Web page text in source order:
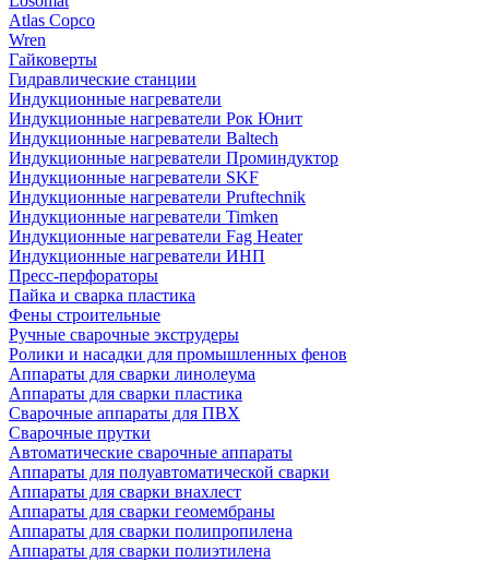
Atlas Copco
Wren
Гайковерты
Гидравлические станции
Индукционные нагреватели
Индукционные нагреватели Рок Юнит
Индукционные нагреватели Baltech
Индукционные нагреватели Проминдуктор
Индукционные нагреватели SKF
Индукционные нагреватели Pruftechnik
Индукционные нагреватели Timken
Индукционные нагреватели Fag Heater
Индукционные нагреватели ИНП
Пресс-перфораторы
Пайка и сварка пластика
Фены строительные
Ручные сварочные экструдеры
Ролики и насадки для промышленных фенов
Аппараты для сварки линолеума
Аппараты для сварки пластика
Сварочные аппараты для ПВХ
Сварочные прутки
Автоматические сварочные аппараты
Аппараты для полуавтоматической сварки
Аппараты для сварки внахлест
Аппараты для сварки геомембраны
Аппараты для сварки полипропилена
Аппараты для сварки полиэтилена